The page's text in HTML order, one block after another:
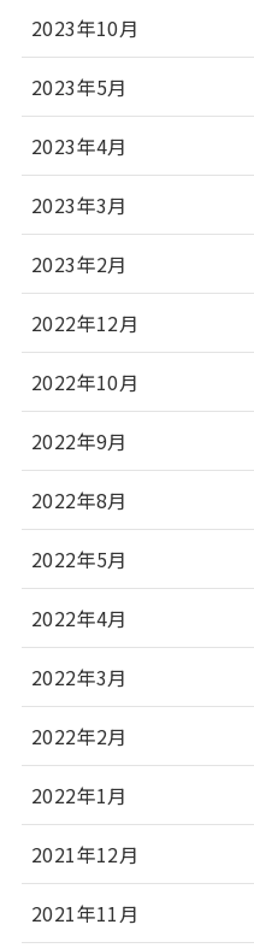
2023年10月
2023年5月
2023年4月
2023年3月
2023年2月
2022年12月
2022年10月
2022年9月
2022年8月
2022年5月
2022年4月
2022年3月
2022年2月
2022年1月
2021年12月
2021年11月